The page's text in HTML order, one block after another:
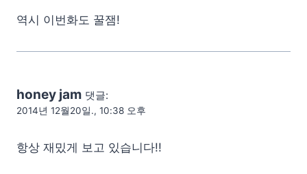
역시 이번화도 꿀잼!
honey jam 댓글:
2014년 12월20일., 10:38 오후
항상 재밌게 보고 있습니다!!